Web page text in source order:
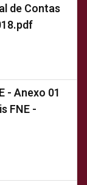
de Contas
- Anexo 01
FNE -